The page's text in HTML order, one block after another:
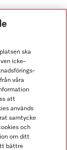
ska
icke-
våra
att
används
samtycke
och
om ditt
bättre